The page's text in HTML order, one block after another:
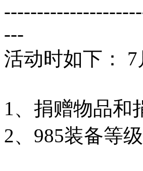
---
活动时如下：
1、捐赠物品和
2、985装备等